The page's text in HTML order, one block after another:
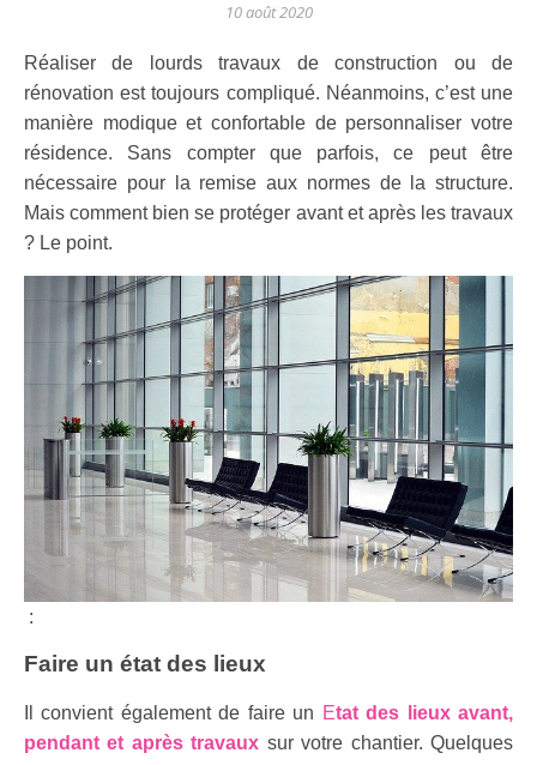
10 août 2020
Réaliser de lourds travaux de construction ou de
rénovation est toujours compliqué. Néanmoins, c’est une
manière modique et confortable de personnaliser votre
résidence. Sans compter que parfois, ce peut être
nécessaire pour la remise aux normes de la structure.
Mais comment bien se protéger avant et après les travaux
? Le point.
:
Faire un état des lieux
Il convient également de faire un Etat des lieux avant,
pendant et après travaux sur votre chantier. Quelques